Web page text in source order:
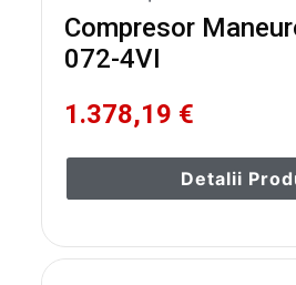
Compresor
072-4VI
1.378,19 €
Detalii